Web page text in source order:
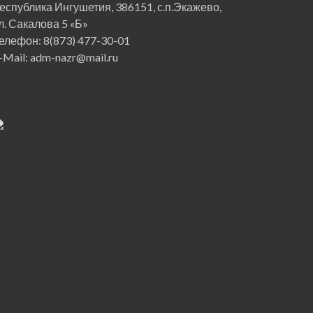
Ингушетия, 386151, с.п.Экажево,
Сакалова 5 «Б»
8(873) 477-30-01
Mail: adm-nazr@mail.ru